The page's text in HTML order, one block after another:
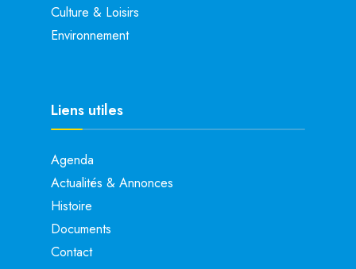
Culture & Loisirs
Environnement
Liens utiles
Agenda
Actualités & Annonces
Histoire
Documents
Contact